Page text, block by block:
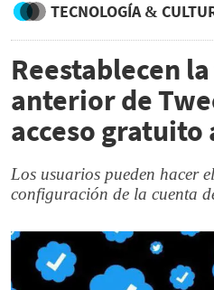
TECNOLOGÍA &
Reestablecen
anterior de
acceso gratuito
Los usuarios pueden hacer
configuración de la cuenta